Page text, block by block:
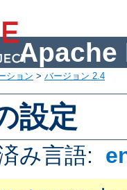
Apache
ション > バージョン 2.4
設定
み言語: